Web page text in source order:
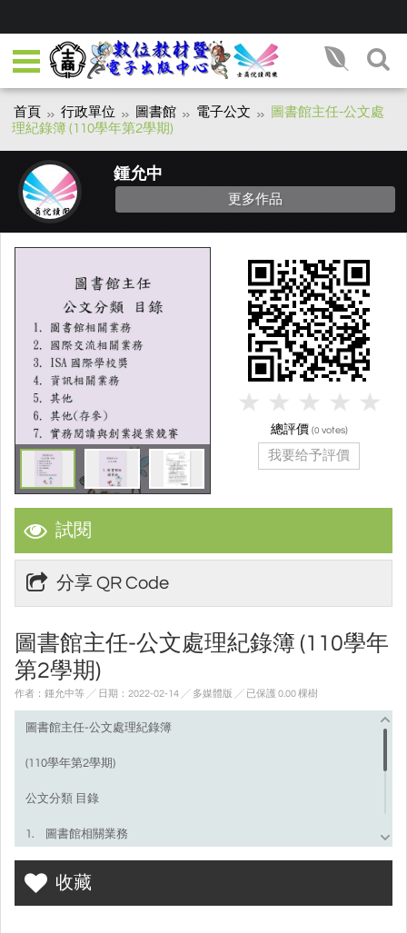
首頁 行政單位 圖書館 電子公文
圖書館主任-公文處
理紀錄簿 (110學年第2學期)
鍾允中
更多作品
試閱
分享 QR Code
圖書館主任-公文處理紀錄簿 (110學年
第2學期)
作者：鍾允中等 ╱ 日期：2022-02-14 ╱ 多媒體版 ╱ 已保護 0.00 棵樹
圖書館主任-公文處理紀錄簿
(110學年第2學期)
公文分類 目錄
1. 圖書館相關業務
3. ISA國際學校獎
收藏
總評價 (0 votes)
我要给予評價